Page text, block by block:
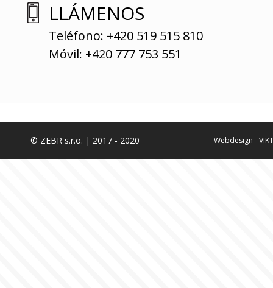
LLÁMENOS
Teléfono: +420 519 515 810
Móvil: +420 777 753 551
© ZEBR s.r.o. | 2017 - 2020 Webdesign -